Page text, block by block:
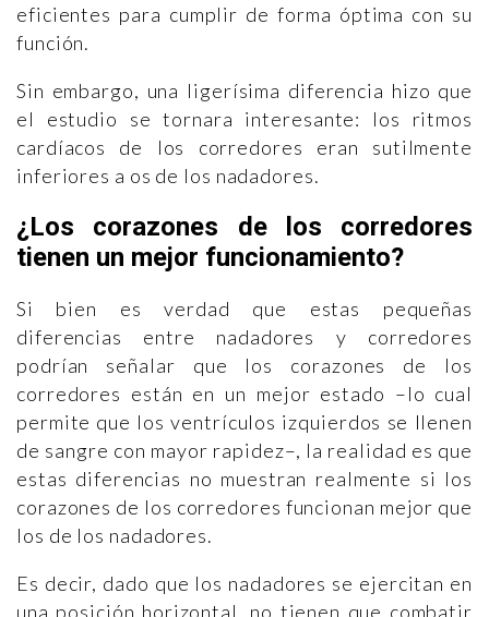
eficientes para cumplir de forma óptima con su
función.
Sin embargo, una ligerísima diferencia hizo que
el estudio se tornara interesante: los ritmos
cardíacos de los corredores eran sutilmente
inferiores a os de los nadadores.
¿Los corazones de los corredores
tienen un mejor funcionamiento?
Si bien es verdad que estas pequeñas
diferencias entre nadadores y corredores
podrían señalar que los corazones de los
corredores están en un mejor estado –lo cual
permite que los ventrículos izquierdos se llenen
de sangre con mayor rapidez–, la realidad es que
estas diferencias no muestran realmente si los
corazones de los corredores funcionan mejor que
los de los nadadores.
Es decir, dado que los nadadores se ejercitan en
una posición horizontal, no tienen que combatir